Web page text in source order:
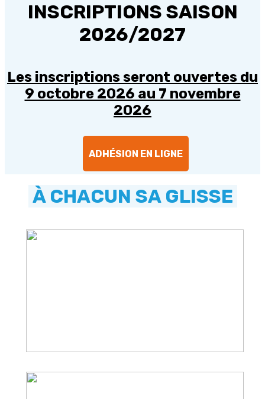
INSCRIPTIONS SAISON
2026/2027
Les inscriptions seront ouvertes du
9 octobre 2026 au 7 novembre
2026
ADHÉSION EN LIGNE
À CHACUN SA GLISSE